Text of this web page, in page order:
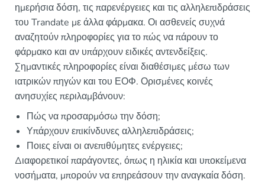
ημερήσια δόση, τις παρενέργειες και τις αλληλεπιδράσεις
του Trandate με άλλα φάρμακα. Οι ασθενείς συχνά
αναζητούν πληροφορίες για το πώς να πάρουν το
φάρμακο και αν υπάρχουν ειδικές αντενδείξεις.
Σημαντικές πληροφορίες είναι διαθέσιμες μέσω των
ιατρικών πηγών και του ΕΟΦ. Ορισμένες κοινές
ανησυχίες περιλαμβάνουν:
Πώς να προσαρμόσω την δόση;
Υπάρχουν επικίνδυνες αλληλεπιδράσεις;
Ποιες είναι οι ανεπιθύμητες ενέργειες;
Διαφορετικοί παράγοντες, όπως η ηλικία και υποκείμενα
νοσήματα, μπορούν να επηρεάσουν την αναγκαία δόση.